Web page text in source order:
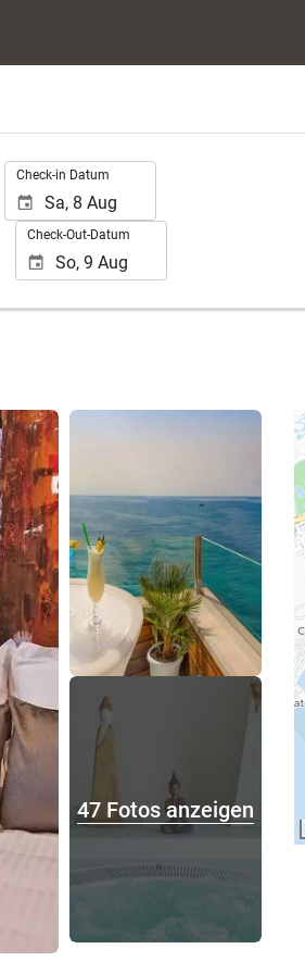
Check-in Datum
Check-Out-Datum
47 Fotos anzeigen